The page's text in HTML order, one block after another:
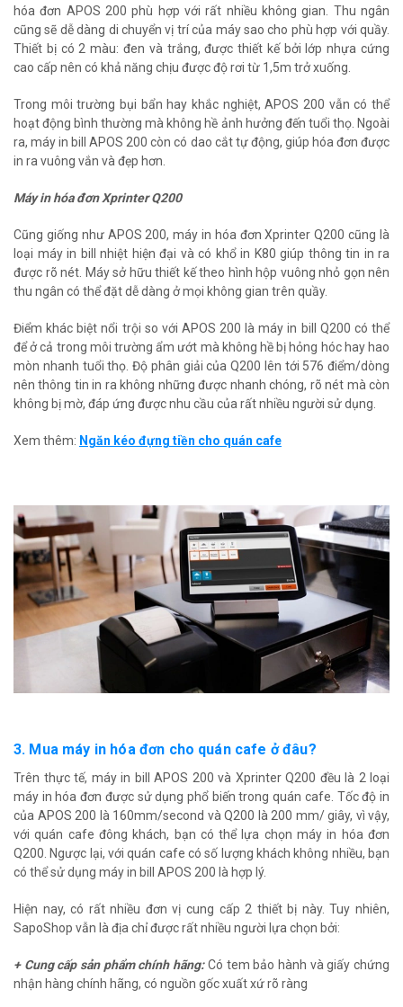
hóa đơn APOS 200 phù hợp với rất nhiều không gian. Thu ngân
cũng sẽ dễ dàng di chuyển vị trí của máy sao cho phù hợp với quầy.
Thiết bị có 2 màu: đen và trắng, được thiết kế bởi lớp nhựa cứng
cao cấp nên có khả năng chịu được độ rơi từ 1,5m trở xuống.
Trong môi trường bụi bẩn hay khắc nghiệt, APOS 200 vẫn có thể
hoạt động bình thường mà không hề ảnh hưởng đến tuổi thọ. Ngoài
ra, máy in bill APOS 200 còn có dao cắt tự động, giúp hóa đơn được
in ra vuông vắn và đẹp hơn.
Máy in hóa đơn Xprinter Q200
Cũng giống như APOS 200, máy in hóa đơn Xprinter Q200 cũng là
loại máy in bill nhiệt hiện đại và có khổ in K80 giúp thông tin in ra
được rõ nét. Máy sở hữu thiết kế theo hình hộp vuông nhỏ gọn nên
thu ngân có thể đặt dễ dàng ở mọi không gian trên quầy.
Điểm khác biệt nổi trội so với APOS 200 là máy in bill Q200 có thể
để ở cả trong môi trường ẩm ướt mà không hề bị hỏng hóc hay hao
mòn nhanh tuổi thọ. Độ phân giải của Q200 lên tới 576 điểm/dòng
nên thông tin in ra không những được nhanh chóng, rõ nét mà còn
không bị mờ, đáp ứng được nhu cầu của rất nhiều người sử dụng.
Xem thêm: Ngăn kéo đựng tiền cho quán cafe
3. Mua máy in hóa đơn cho quán cafe ở đâu?
Trên thực tế, máy in bill APOS 200 và Xprinter Q200 đều là 2 loại
máy in hóa đơn được sử dụng phổ biến trong quán cafe. Tốc độ in
của APOS 200 là 160mm/second và Q200 là 200 mm/ giây, vì vậy,
với quán cafe đông khách, bạn có thể lựa chọn máy in hóa đơn
Q200. Ngược lại, với quán cafe có số lượng khách không nhiều, bạn
có thể sử dụng máy in bill APOS 200 là hợp lý.
Hiện nay, có rất nhiều đơn vị cung cấp 2 thiết bị này. Tuy nhiên,
SapoShop vẫn là địa chỉ được rất nhiều người lựa chọn bởi:
+ Cung cấp sản phẩm chính hãng:Có tem bảo hành và giấy chứng
nhận hàng chính hãng, có nguồn gốc xuất xứ rõ ràng